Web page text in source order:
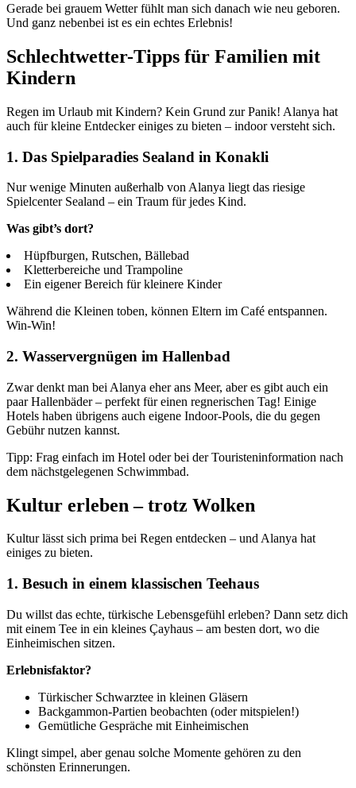
Gerade bei grauem Wetter fühlt man sich danach wie neu geboren.
Und ganz nebenbei ist es ein echtes Erlebnis!
Schlechtwetter-Tipps für Familien mit
Kindern
Regen im Urlaub mit Kindern? Kein Grund zur Panik! Alanya hat
auch für kleine Entdecker einiges zu bieten – indoor versteht sich.
1. Das Spielparadies Sealand in Konakli
Nur wenige Minuten außerhalb von Alanya liegt das riesige
Spielcenter Sealand – ein Traum für jedes Kind.
Was gibt’s dort?
Hüpfburgen, Rutschen, Bällebad
Kletterbereiche und Trampoline
Ein eigener Bereich für kleinere Kinder
Während die Kleinen toben, können Eltern im Café entspannen.
Win-Win!
2. Wasservergnügen im Hallenbad
Zwar denkt man bei Alanya eher ans Meer, aber es gibt auch ein
paar Hallenbäder – perfekt für einen regnerischen Tag! Einige
Hotels haben übrigens auch eigene Indoor-Pools, die du gegen
Gebühr nutzen kannst.
Tipp: Frag einfach im Hotel oder bei der Touristeninformation nach
dem nächstgelegenen Schwimmbad.
Kultur erleben – trotz Wolken
Kultur lässt sich prima bei Regen entdecken – und Alanya hat
einiges zu bieten.
1. Besuch in einem klassischen Teehaus
Du willst das echte, türkische Lebensgefühl erleben? Dann setz dich
mit einem Tee in ein kleines Çayhaus – am besten dort, wo die
Einheimischen sitzen.
Erlebnisfaktor?
Türkischer Schwarztee in kleinen Gläsern
Backgammon-Partien beobachten (oder mitspielen!)
Gemütliche Gespräche mit Einheimischen
Klingt simpel, aber genau solche Momente gehören zu den
schönsten Erinnerungen.